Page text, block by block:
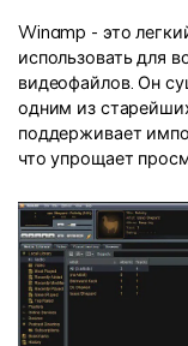
Winamp - это
использовать для
видеофайлов. Он
одним из
поддерживает
что упрощает